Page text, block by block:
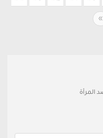
»
Next
المرأة